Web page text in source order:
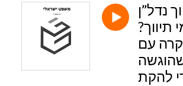
נדל”ן
תיווך?
עם
להקת